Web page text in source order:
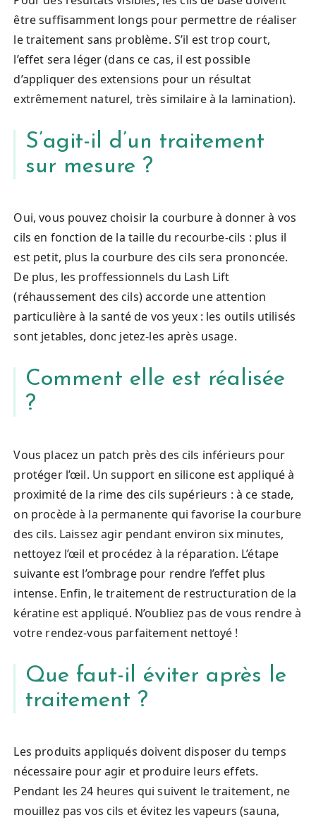
être suffisamment longs pour permettre de réaliser
le traitement sans problème. S’il est trop court,
l’effet sera léger (dans ce cas, il est possible
d’appliquer des extensions pour un résultat
extrêmement naturel, très similaire à la lamination).
S’agit-il d’un traitement
sur mesure ?
Oui, vous pouvez choisir la courbure à donner à vos
cils en fonction de la taille du recourbe-cils : plus il
est petit, plus la courbure des cils sera prononcée.
De plus, les proffessionnels du Lash Lift
(réhaussement des cils) accorde une attention
particulière à la santé de vos yeux : les outils utilisés
sont jetables, donc jetez-les après usage.
Comment elle est réalisée
?
Vous placez un patch près des cils inférieurs pour
protéger l’œil. Un support en silicone est appliqué à
proximité de la rime des cils supérieurs : à ce stade,
on procède à la permanente qui favorise la courbure
des cils. Laissez agir pendant environ six minutes,
nettoyez l’œil et procédez à la réparation. L’étape
suivante est l’ombrage pour rendre l’effet plus
intense. Enfin, le traitement de restructuration de la
kératine est appliqué. N’oubliez pas de vous rendre à
votre rendez-vous parfaitement nettoyé !
Que faut-il éviter après le
traitement ?
Les produits appliqués doivent disposer du temps
nécessaire pour agir et produire leurs effets.
Pendant les 24 heures qui suivent le traitement, ne
mouillez pas vos cils et évitez les vapeurs (sauna,